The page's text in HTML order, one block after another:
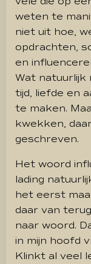
weten te
niet uit hoe,
opdrachten,
en
Wat natuurlijk
tijd, liefde en
te maken.
kwekken,
geschreven.
Het woord
lading
het eerst
daar van
naar woord.
in mijn hoofd
Klinkt al veel